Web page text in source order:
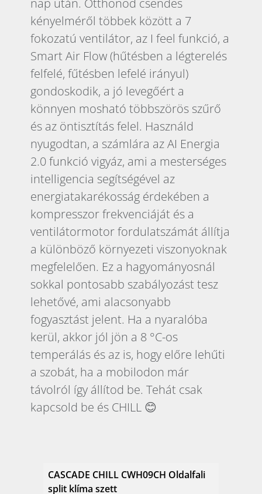
nap után. Otthonod csendes
kényelméről többek között a 7
fokozatú ventilátor, az I feel funkció, a
Smart Air Flow (hűtésben a légterelés
felfelé, fűtésben lefelé irányul)
gondoskodik, a jó levegőért a
könnyen mosható többszörös szűrő
és az öntisztítás felel. Használd
nyugodtan, a számlára az AI Energia
2.0 funkció vigyáz, ami a mesterséges
intelligencia segítségével az
energiatakarékosság érdekében a
kompresszor frekvenciáját és a
ventilátormotor fordulatszámát állítja
a különböző környezeti viszonyoknak
megfelelően. Ez a hagyományosnál
sokkal pontosabb szabályozást tesz
lehetővé, ami alacsonyabb
fogyasztást jelent. Ha a nyaralóba
kerül, akkor jól jön a 8 °C-os
temperálás és az is, hogy előre lehűti
a szobát, ha a mobilodon már
távolról így állítod be. Tehát csak
kapcsold be és CHILL 😊
CASCADE CHILL CWH09CH Oldalfali
split klíma szett